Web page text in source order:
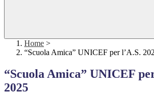
Home >
“Scuola Amica” UNICEF per l’A.S.
“Scuola Amica” UNICEF
2025